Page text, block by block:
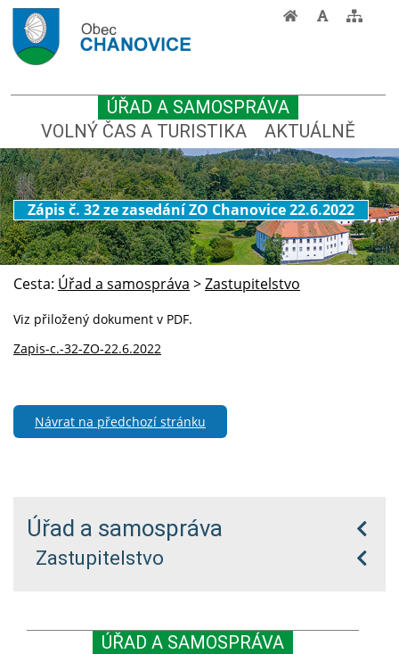
ÚŘAD A SAMOSPRÁVA
VOLNÝ ČAS A TURISTIKA
AKTUÁLNĚ
Zápis č. 32 ze zasedání ZO Chanovice 22.6.2022
Cesta: Úřad a samospráva >Zastupitelstvo
Viz přiložený dokument v PDF.
Zapis-c.-32-ZO-22.6.2022
Návrat na předchozí stránku
Úřad a samospráva
Zastupitelstvo
ÚŘAD A SAMOSPRÁVA